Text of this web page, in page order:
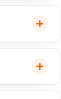
éloigné dans
aux bouches.
faux-
chantier ;
chauffe